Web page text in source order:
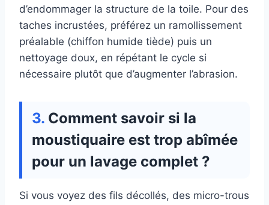
d’endommager la structure de la toile. Pour des
taches incrustées, préférez un ramollissement
préalable (chiffon humide tiède) puis un
nettoyage doux, en répétant le cycle si
nécessaire plutôt que d’augmenter l’abrasion.
Comment savoir si la
moustiquaire est trop abîmée
pour un lavage complet ?
Si vous voyez des fils décollés, des micro-trous